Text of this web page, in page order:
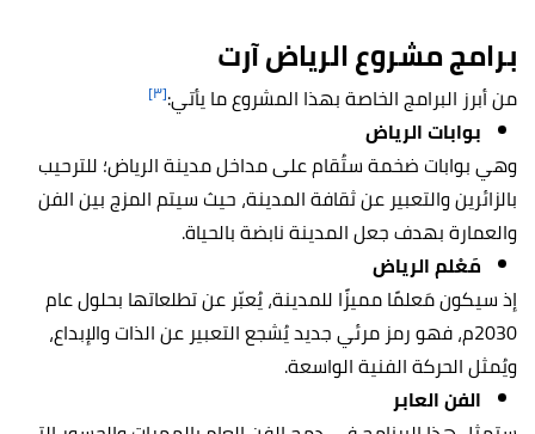
برامج مشروع الرياض آرت
من أبرز البرامج الخاصة بهذا المشروع ما يأتي:[٣]
بوابات الرياض
وهي بوابات ضخمة ستُقام على مداخل مدينة الرياض؛ للترحيب
بالزائرين والتعبير عن ثقافة المدينة، حيث سيتم المزج بين الفن
والعمارة بهدف جعل المدينة نابضة بالحياة.
مَعْلم الرياض
إذ سيكون مَعلمًا مميزًا للمدينة، يُعبّر عن تطلعاتها بحلول عام
2030م، فهو رمز مرئي جديد يُشجع التعبير عن الذات والإبداع،
ويُمثل الحركة الفنية الواسعة.
الفن العابر